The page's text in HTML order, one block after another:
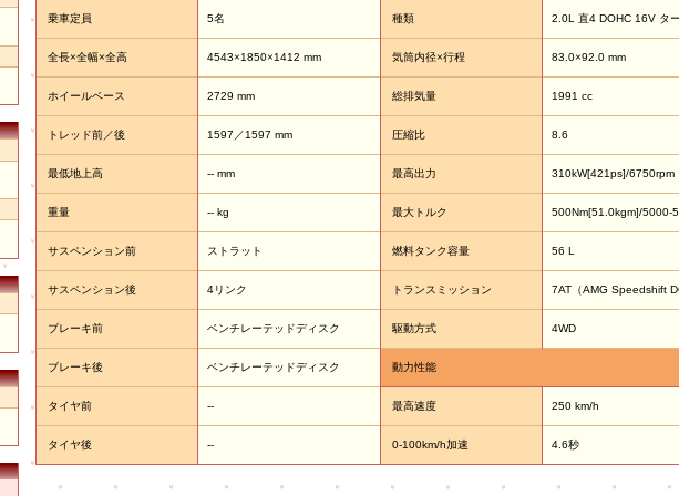
乗車定員 5名 種類 2.0L 直4 DOHC 16V タ
全長×全幅×全高 4543×1850×1412 mm 気筒内径×行程 83.0×92.0 mm
ホイールベース 2729 mm 総排気量 1991 cc
トレッド前／後 1597／1597 mm 圧縮比 8.6
最低地上高 -- mm 最高出力 310kW[421ps]/6750rpm
重量 -- kg 最大トルク 500Nm[51.0kgm]/5000-
サスペンション前 ストラット 燃料タンク容量 56 L
サスペンション後 4リンク トランスミッション 7AT（AMG Speedshift
ブレーキ前 ベンチレーテッドディスク 駆動方式 4WD
ブレーキ後 ベンチレーテッドディスク 動力性能
タイヤ前 -- 最高速度 250 km/h
タイヤ後 -- 0-100km/h加速 4.6秒